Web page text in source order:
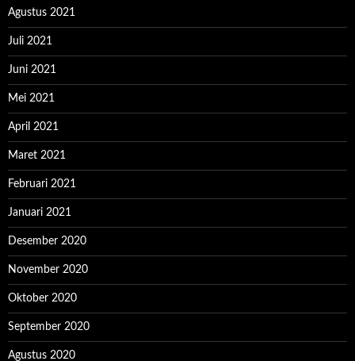
Agustus 2021
Juli 2021
Juni 2021
Mei 2021
April 2021
Maret 2021
Februari 2021
Januari 2021
Desember 2020
November 2020
Oktober 2020
September 2020
Agustus 2020